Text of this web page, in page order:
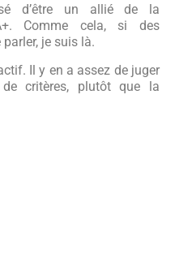
d’être un allié de la
Comme cela, si des
je suis là.
Il y en a assez de juger
critères, plutôt que la